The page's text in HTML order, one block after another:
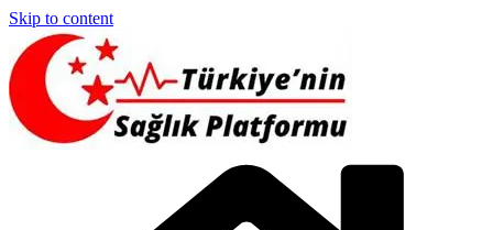
Skip to content